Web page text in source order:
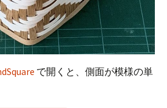
で開くと、側面が模様の単